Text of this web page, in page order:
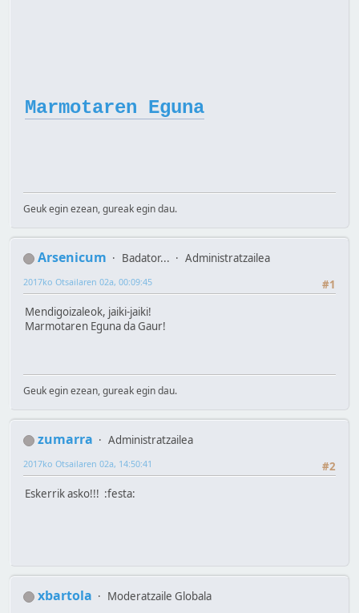
Marmotaren Eguna
Geuk egin ezean, gureak egin dau.
Arsenicum Badator...
Administratzailea
#1
2017ko Otsailaren 02a, 00:09:45
Mendigoizaleok, jaiki-jaiki!
Marmotaren Eguna da Gaur!
Geuk egin ezean, gureak egin dau.
zumarra
Administratzailea
#2
2017ko Otsailaren 02a, 14:50:41
Eskerrik asko!!! :festa:
xbartola Moderatzaile Globala